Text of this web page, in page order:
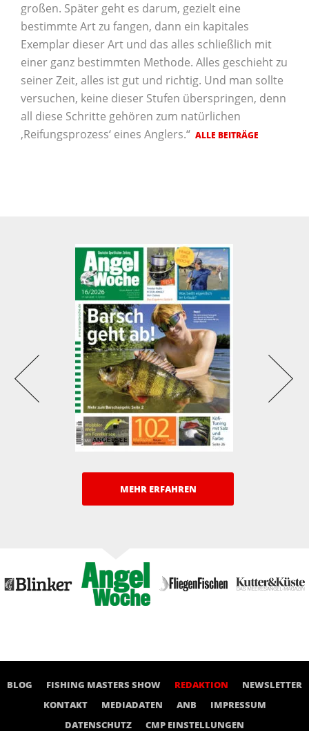
großen. Später geht es darum, gezielt eine
bestimmte Art zu fangen, dann ein kapitales
Exemplar dieser Art und das alles schließlich mit
einer ganz bestimmten Methode. Alles geschieht zu
seiner Zeit, alles ist gut und richtig. Und man sollte
versuchen, keine dieser Stufen überspringen, denn
all diese Schritte gehören zum natürlichen
‚Reifungsprozess‘ eines Anglers.“ ALLE BEITRÄGE
MEHR ERFAHREN
BLOG FISHING MASTERS SHOW REDAKTION
NEWSLETTER
KONTAKT
MEDIADATEN ANB
IMPRESSUM
DATENSCHUTZ
CMP EINSTELLUNGEN